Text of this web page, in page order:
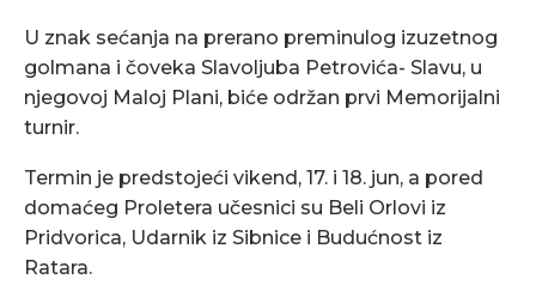
U znak sećanja na prerano preminulog izuzetnog
golmana i čoveka Slavoljuba Petrovića- Slavu, u
njegovoj Maloj Plani, biće održan prvi Memorijalni
turnir.
Termin je predstojeći vikend, 17. i 18. jun, a pored
domaćeg Proletera učesnici su Beli Orlovi iz
Pridvorica, Udarnik iz Sibnice i Budućnost iz
Ratara.